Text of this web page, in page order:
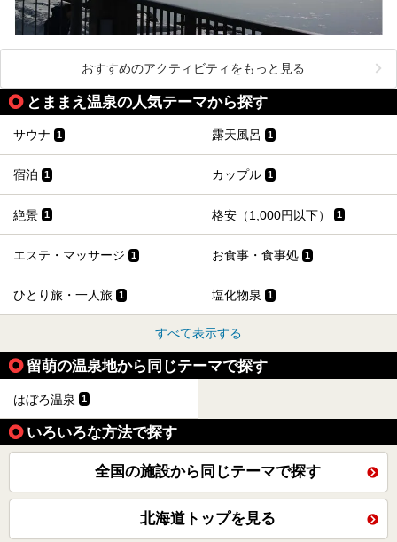
おすすめのアクティビティをもっと見る
とままえ温泉の人気テーマから探す
サウナ 1 露天風呂 1
宿泊 1 カップル 1
絶景 1 格安（1,000円以下） 1
エステ・マッサージ 1 お食事・食事処 1
ひとり旅・一人旅 1 塩化物泉 1
すべて表示する
留萌の温泉地から同じテーマで探す
はぼろ温泉 1
いろいろな方法で探す
全国の施設から同じテーマで探す
北海道トップを見る